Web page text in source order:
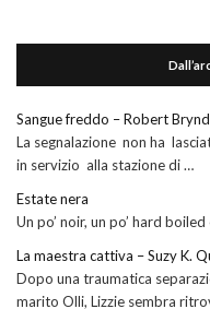
Sangue freddo – Robert
La segnalazione non ha
in servizio alla stazione di …
Estate nera
Un po’ noir, un po’ hard
La maestra cattiva – Suzy K.
Dopo una traumatica
marito Olli, Lizzie sembra